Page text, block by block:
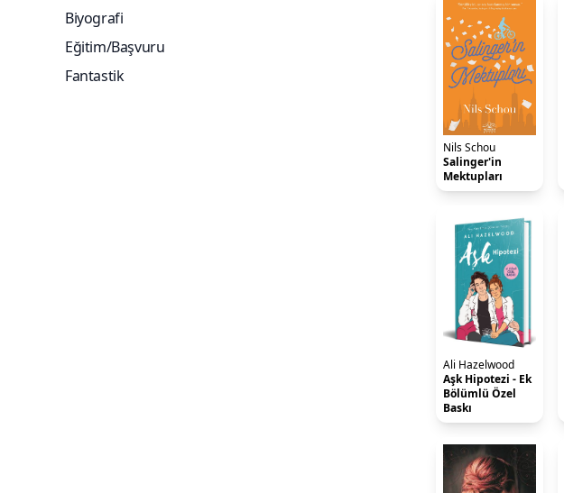
Biyografi
Eğitim/Başvuru
Fantastik
Nils Schou
Salinger'in
Mektupları
Ali Hazelwood
Aşk Hipotezi - Ek
Bölümlü Özel
Baskı